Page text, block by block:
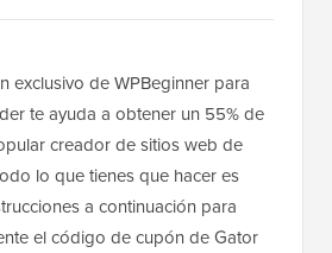
exclusivo de WPBeginner para
te ayuda a obtener un 55% de
creador de sitios web de
lo que tienes que hacer es
a continuación para
el código de cupón de Gator